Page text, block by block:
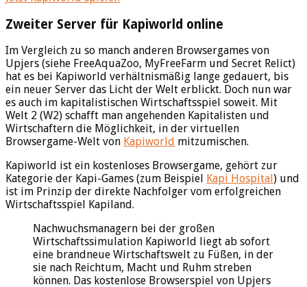
Zweiter Server für Kapiworld online
Im Vergleich zu so manch anderen Browsergames von
Upjers (siehe FreeAquaZoo, MyFreeFarm und Secret Relict)
hat es bei Kapiworld verhältnismäßig lange gedauert, bis
ein neuer Server das Licht der Welt erblickt. Doch nun war
es auch im kapitalistischen Wirtschaftsspiel soweit. Mit
Welt 2 (W2) schafft man angehenden Kapitalisten und
Wirtschaftern die Möglichkeit, in der virtuellen
Browsergame-Welt von Kapiworld mitzumischen.
Kapiworld ist ein kostenloses Browsergame, gehört zur
Kategorie der Kapi-Games (zum Beispiel
Kapi Hospital ) und
ist im Prinzip der direkte Nachfolger vom erfolgreichen
Wirtschaftsspiel Kapiland.
Nachwuchsmanagern bei der großen
Wirtschaftssimulation Kapiworld liegt ab sofort
eine brandneue Wirtschaftswelt zu Füßen, in der
sie nach Reichtum, Macht und Ruhm streben
können. Das kostenlose Browserspiel von Upjers